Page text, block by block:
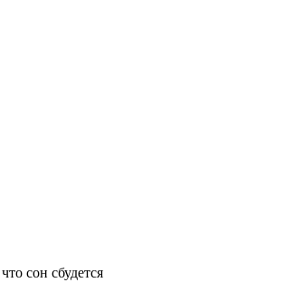
сон сбудется